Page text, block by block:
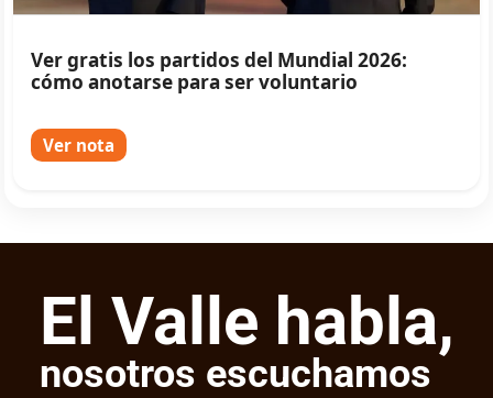
Ver gratis los partidos del Mundial 2026:
cómo anotarse para ser voluntario
Ver nota
El Valle habla,
nosotros escuchamos